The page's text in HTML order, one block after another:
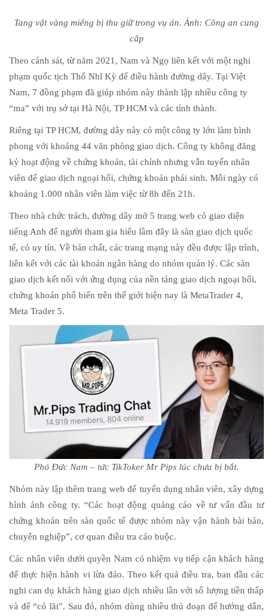
Tang vật vàng miếng bị thu giữ trong vụ án. Ảnh: Công an cung
cấp
Theo cảnh sát, từ năm 2021, Nam và Ngọ liên kết với một nghi
phạm quốc tịch Thổ Nhĩ Kỳ để điều hành đường dây. Tại Việt
Nam, 7 đồng phạm đã giúp nhóm này thành lập nhiều công ty
“ma” với trụ sở tại Hà Nội, TP HCM và các tỉnh thành.
Riêng tại TP HCM, đường dây này có một công ty lớn làm bình
phong với khoảng 44 văn phòng giao dịch. Công ty không đăng
ký hoạt động về chứng khoán, tài chính nhưng vẫn tuyển nhân
viên để giao dịch ngoại hối, chứng khoán phái sinh. Mỗi ngày có
khoảng 1.000 nhân viên làm việc từ 8h đến 21h.
Theo nhà chức trách, đường dây mở 5 trang web có giao diện
tiếng Anh để người tham gia hiểu lầm đây là sàn giao dịch quốc
tế, có uy tín. Về bản chất, các trang mạng này đều được lập trình,
liên kết với các tài khoản ngân hàng do nhóm quản lý. Các sàn
giao dịch kết nối với ứng dụng của nền tảng giao dịch ngoại hối,
chứng khoán phổ biến trên thế giới hiện nay là MetaTrader 4,
Meta Trader 5.
Phó Đức Nam – tức TikToker Mr Pips lúc chưa bị bắt.
Nhóm này lập thêm trang web để tuyển dụng nhân viên, xây dựng
hình ảnh công ty. “Các hoạt động quảng cáo về tư vấn đầu tư
chứng khoán trên sàn quốc tế được nhóm này vận hành bài bản,
chuyên nghiệp”, cơ quan điều tra cáo buộc.
Các nhân viên dưới quyền Nam có nhiệm vụ tiếp cận khách hàng
để thực hiện hành vi lừa đảo. Theo kết quả điều tra, ban đầu các
nghi can dụ khách hàng giao dịch nhiều lần với số lượng tiền thấp
và để “có lãi”. Sau đó, nhóm dùng nhiều thủ đoạn để hướng dẫn,